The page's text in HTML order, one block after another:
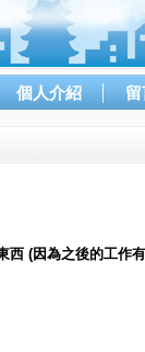
個人介紹
(因為之後的工作